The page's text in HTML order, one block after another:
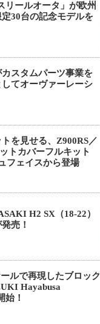
リールオータ」が欧州
30台の記念モデルを
スタムパーツ事業を
てオーヴァーレーシ
を見せる、Z900RS／
トカバーフルキット
フェイスから登場
H2 SX（18-22）
売！
ルで再現したブロック
Hayabusa
始！